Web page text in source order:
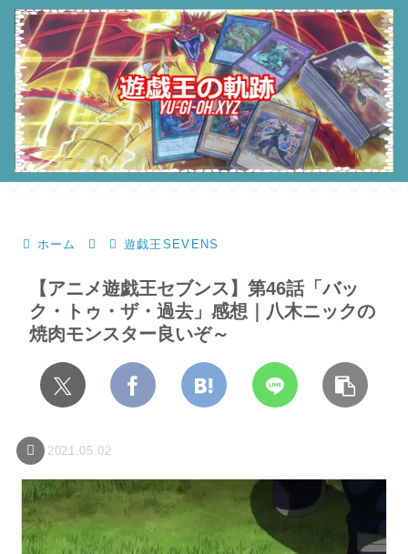
ホーム 遊戯王SEVENS
【アニメ遊戯王セブンス】第46話「バッ
ク・トゥ・ザ・過去」感想｜八木ニックの
焼肉モンスター良いぞ～
2021.05.02